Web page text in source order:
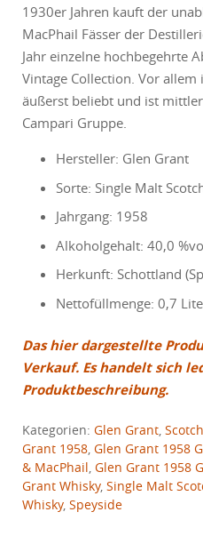
1930er Jahren kauft der
MacPhail Fässer der
Jahr einzelne hochbegehrte
Vintage Collection. Vor
äußerst beliebt und ist
Campari Gruppe.
Hersteller: Glen Grant
Sorte: Single Malt
Jahrgang: 1958
Alkoholgehalt: 40,0
Herkunft: Schottland
Nettofüllmenge: 0,7
Das hier dargestellte
Verkauf. Es handelt sich
Produktbeschreibung.
Kategorien: Glen Grant,
Grant 1958, Glen Grant 1958
& MacPhail, Glen Grant 1958
Grant Whisky, Single Malt
Whisky, Speyside